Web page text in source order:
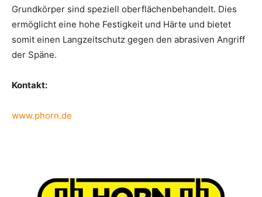
Grundkörper sind speziell oberflächenbehandelt. Dies
ermöglicht eine hohe Festigkeit und Härte und bietet
somit einen Langzeitschutz gegen den abrasiven Angriff
der Späne.
Kontakt:
www.phorn.de